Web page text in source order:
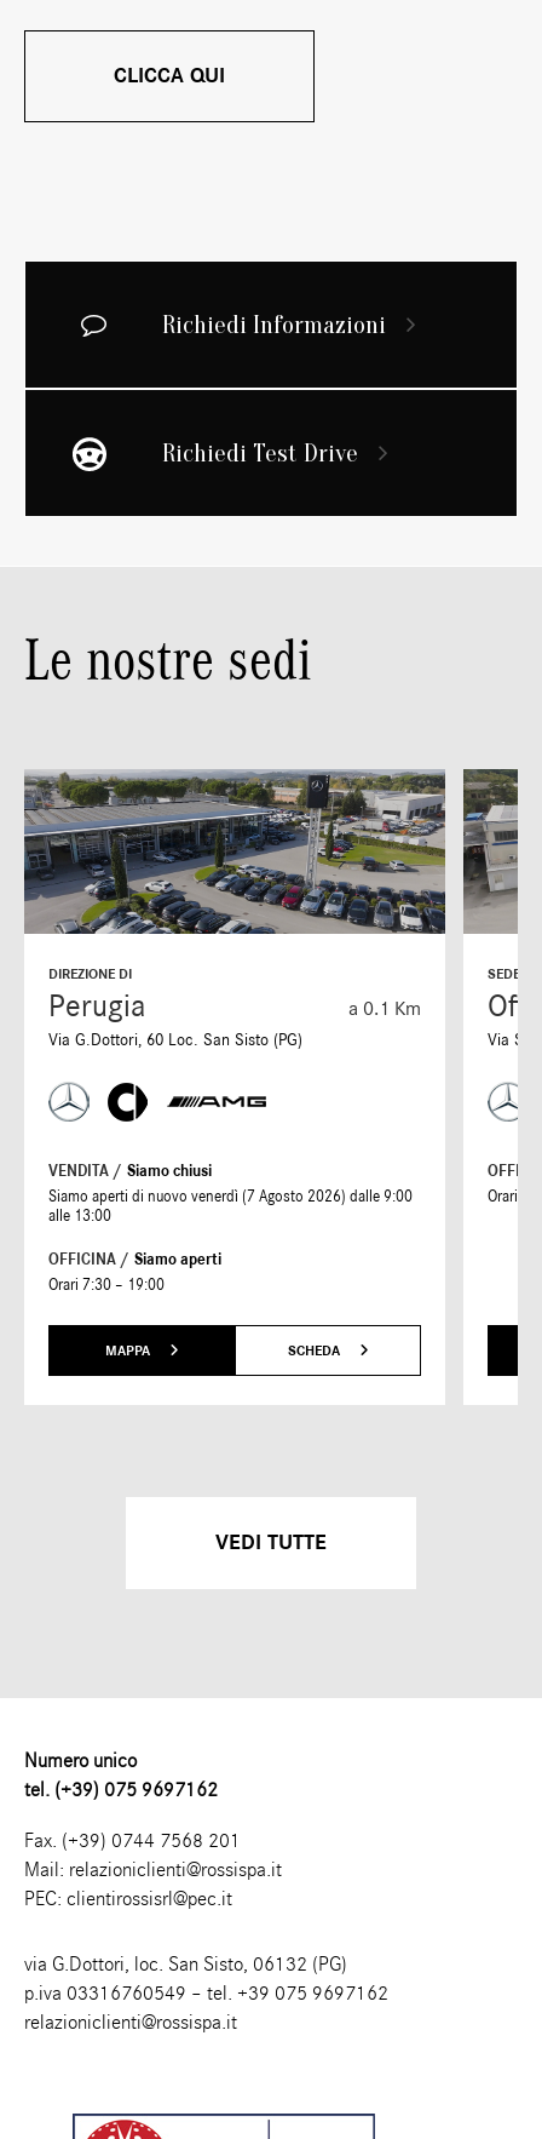
CLICCA QUI
Richiedi Informazioni
Richiedi Test Drive
Le nostre sedi
DIREZIONE DI
Perugia a 0.1 Km
Via G.Dottori, 60 Loc. San Sisto (PG)
VENDITA / Siamo chiusi
Siamo aperti di nuovo venerdì (7 Agosto 2026) dalle 9:00
alle 13:00
OFFICINA / Siamo aperti
Orari 7:30 – 19:00
MAPPA SCHEDA
SEDE DI
Via S.
Orari
VEDI TUTTE
Numero unico
tel. (+39) 075 9697162
Fax. (+39) 0744 7568 201
Mail: relazioniclienti@rossispa.it
PEC: clientirossisrl@pec.it
via G.Dottori, loc. San Sisto, 06132 (PG)
p.iva 03316760549 – tel. +39 075 9697162
relazioniclienti@rossispa.it